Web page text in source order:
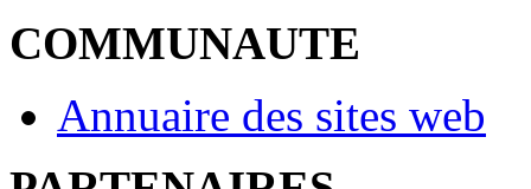
COMMUNAUTE
Annuaire des sites web